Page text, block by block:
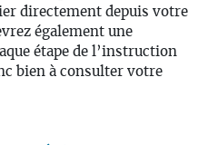
directement depuis votre
également une
étape de l’instruction
bien à consulter votre